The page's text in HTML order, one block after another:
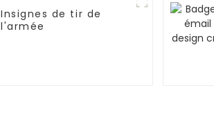
Insignes de tir de
l'armée